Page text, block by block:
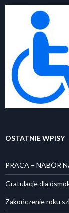
OSTATNIE WPISY
PRACA – NABÓR
Gratulacje dla
Zakończenie roku